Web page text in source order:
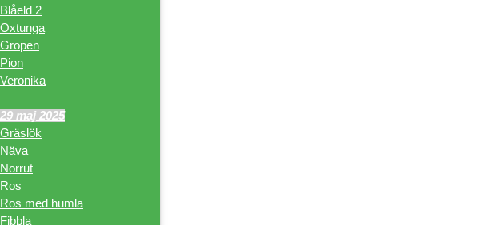
Blåeld 2
Oxtunga
Gropen
Pion
Veronika
29 maj 2025
Gräslök
Näva
Norrut
Ros
Ros med humla
Fibbla